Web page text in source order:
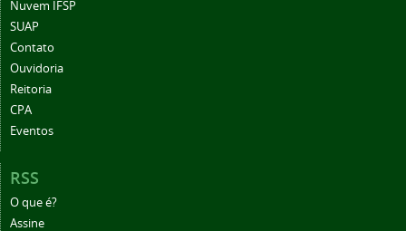
Nuvem IFSP
SUAP
Contato
Ouvidoria
Reitoria
CPA
Eventos
RSS
O que é?
Assine